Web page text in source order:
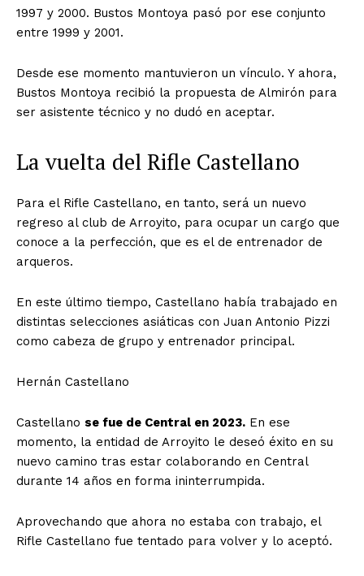
1997 y 2000. Bustos Montoya pasó por ese conjunto
entre 1999 y 2001.
Desde ese momento mantuvieron un vínculo. Y ahora,
Bustos Montoya recibió la propuesta de Almirón para
ser asistente técnico y no dudó en aceptar.
La vuelta del Rifle Castellano
Para el Rifle Castellano, en tanto, será un nuevo
regreso al club de Arroyito, para ocupar un cargo que
conoce a la perfección, que es el de entrenador de
arqueros.
En este último tiempo, Castellano había trabajado en
distintas selecciones asiáticas con Juan Antonio Pizzi
como cabeza de grupo y entrenador principal.
Hernán Castellano
Castellano se fue de Central en 2023. En ese
momento, la entidad de Arroyito le deseó éxito en su
nuevo camino tras estar colaborando en Central
durante 14 años en forma ininterrumpida.
Aprovechando que ahora no estaba con trabajo, el
Rifle Castellano fue tentado para volver y lo aceptó.